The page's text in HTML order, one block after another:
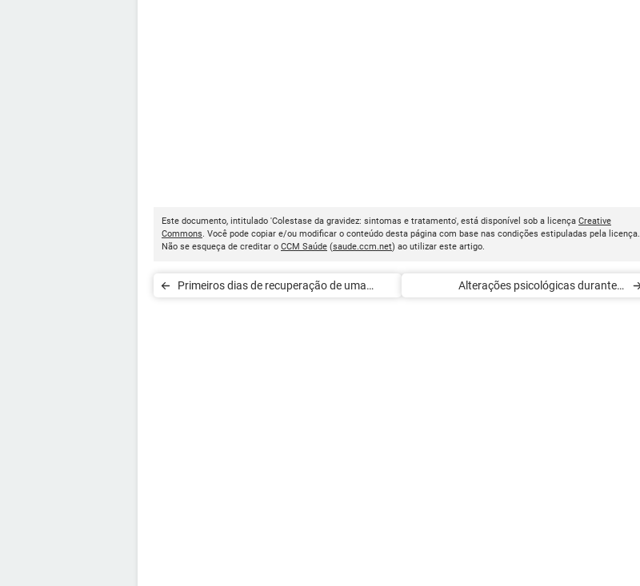
Este documento, intitulado 'Colestase da gravidez: sintomas e tratamento', está disponível sob a licença Creative
Commons. Você pode copiar e/ou modificar o conteúdo desta página com base nas condições estipuladas pela licença.
Não se esqueça de creditar o CCM Saúde (saude.ccm.net) ao utilizar este artigo.
Primeiros dias de recuperação de uma
Alterações psicológicas durante a